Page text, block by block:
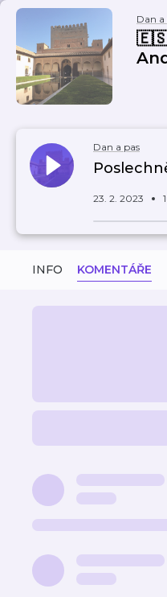
Dan a
🇪🇸
Dan a pas
23. 2. 2023
INFO KOMENTÁŘE